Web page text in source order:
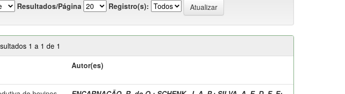
Resultados/Página Registro(s):
1 a 1 de 1
Autor(es)